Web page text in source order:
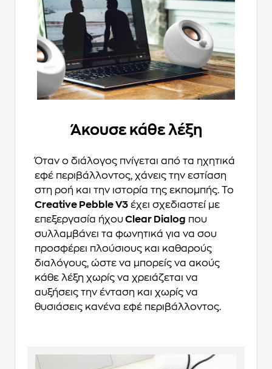
Άκουσε κάθε λέξη
Όταν ο διάλογος πνίγεται από τα ηχητικά
εφέ περιβάλλοντος, χάνεις την εστίαση
στη ροή και την ιστορία της εκπομπής. Το
Creative Pebble V3 έχει σχεδιαστεί με
επεξεργασία ήχου Clear Dialog που
συλλαμβάνει τα φωνητικά για να σου
προσφέρει πλούσιους και καθαρούς
διαλόγους, ώστε να μπορείς να ακούς
κάθε λέξη χωρίς να χρειάζεται να
αυξήσεις την ένταση και χωρίς να
θυσιάσεις κανένα εφέ περιβάλλοντος.